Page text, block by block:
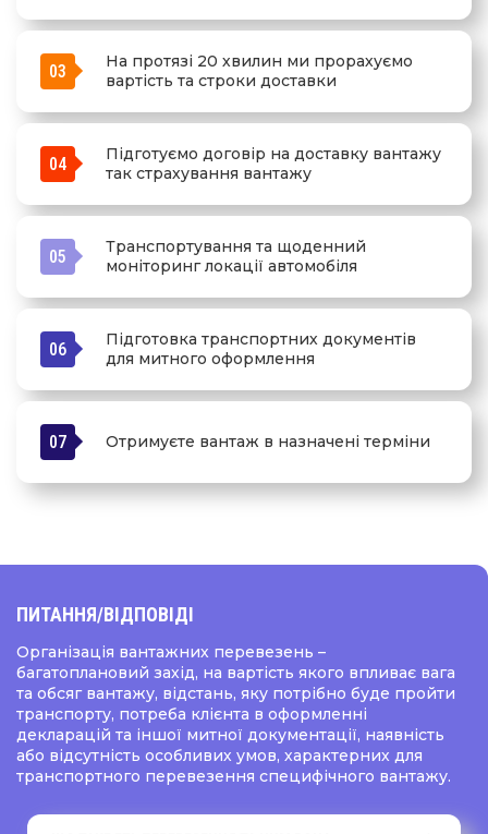
03
На протязі 20 хвилин ми прорахуємо
вартість та строки доставки
04
Підготуємо договір на доставку вантажу
так страхування вантажу
05
Транспортування та щоденний
моніторинг локації автомобіля
06
Підготовка транспортних документів
для митного оформлення
07 Отримуєте вантаж в назначені терміни
ПИТАННЯ/ВІДПОВІДІ
Організація вантажних перевезень –
багатоплановий захід, на вартість якого впливає вага
та обсяг вантажу, відстань, яку потрібно буде пройти
транспорту, потреба клієнта в оформленні
декларацій та іншої митної документації, наявність
або відсутність особливих умов, характерних для
транспортного перевезення специфічного вантажу.